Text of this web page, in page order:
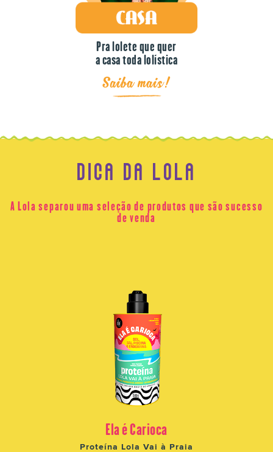
Pra lolete que quer
a casa toda lolística
Saiba mais!
DICA DA LOLA
A Lola separou uma seleção de produtos que são sucesso
de venda
Ela é Carioca
Proteína Lola Vai à Praia